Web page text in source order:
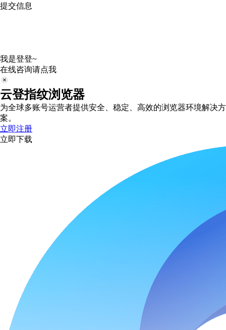
提交信息
我是登登~
在线咨询请点我
云登指纹浏览器
为全球多账号运营者提供安全、稳定、高效的浏览器环境解决方
案。
立即注册
立即下载